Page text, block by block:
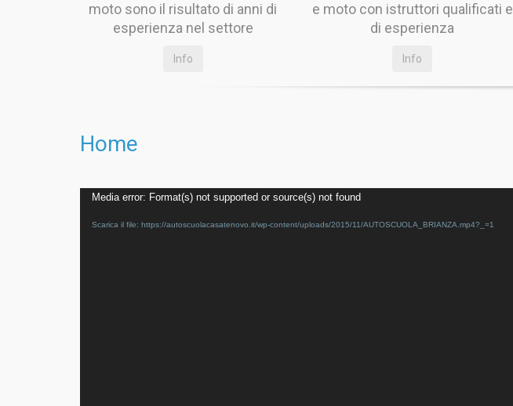
moto sono il risultato di anni di
esperienza nel settore
Info
e moto con istruttori qualificati e
di esperienza
Info
Home
Video
Media error: Format(s) not supported or source(s) not found
Scarica il file: https://autoscuolacasatenovo.it/wp-content/uploads/2015/11/AUTOSCUOLA_BRIANZA.mp4?_=1